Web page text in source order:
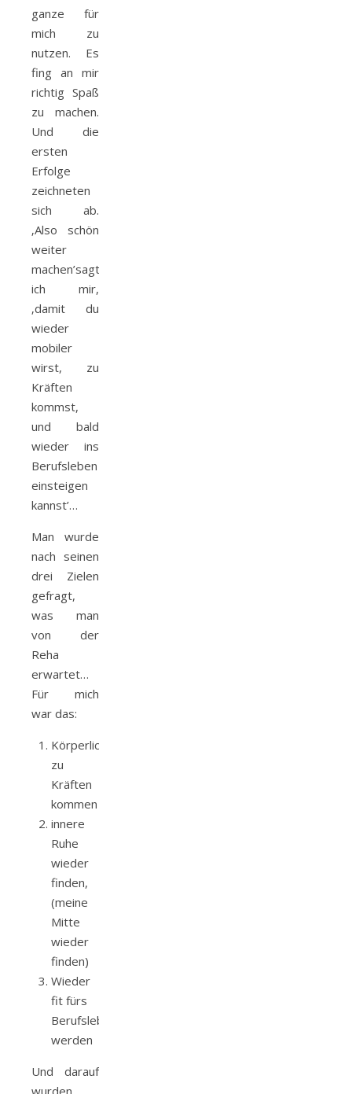
ganze für
mich zu
nutzen. Es
fing an mir
richtig Spaß
zu machen.
Und die
ersten
Erfolge
zeichneten
sich ab.
‚Also schön
weiter
machen’sagte
ich mir,
‚damit du
wieder
mobiler
wirst, zu
Kräften
kommst,
und bald
wieder ins
Berufsleben
einsteigen
kannst’…
Man wurde
nach seinen
drei Zielen
gefragt,
was man
von der
Reha
erwartet…
Für mich
war das:
Körperlich
zu
Kräften
kommen
innere
Ruhe
wieder
finden,
(meine
Mitte
wieder
finden)
Wieder
fit fürs
Berufsleben
werden
Und darauf
wurden